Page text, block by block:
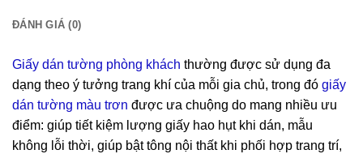
ĐÁNH GIÁ (0)
Giấy dán tường phòng khách thường được sử dụng đa
dạng theo ý tưởng trang khí của mỗi gia chủ, trong đó giấy
dán tường màu trơn được ưa chuộng do mang nhiều ưu
điểm: giúp tiết kiệm lượng giấy hao hụt khi dán, mẫu
không lỗi thời, giúp bật tông nội thất khi phối hợp trang trí,